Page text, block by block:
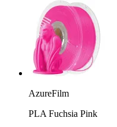
AzureFilm
PLA Fuchsia Pink